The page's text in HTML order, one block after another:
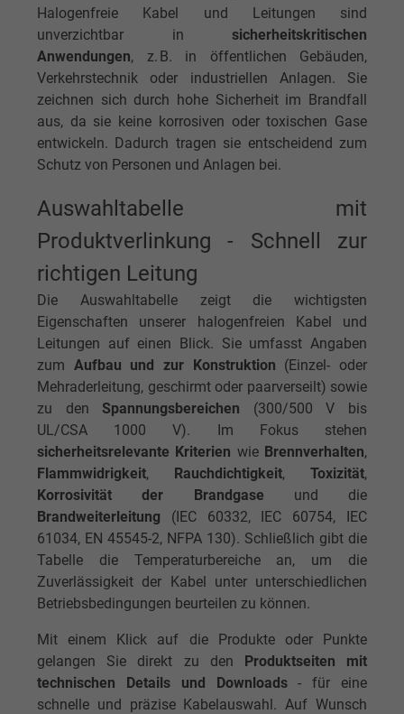
Halogenfreie Kabel und Leitungen sind
unverzichtbar in sicherheitskritischen
Anwendungen, z. B. in öffentlichen Gebäuden,
Verkehrstechnik oder industriellen Anlagen. Sie
zeichnen sich durch hohe Sicherheit im Brandfall
aus, da sie keine korrosiven oder toxischen Gase
entwickeln. Dadurch tragen sie entscheidend zum
Schutz von Personen und Anlagen bei.
Auswahltabelle mit
Produktverlinkung - Schnell zur
richtigen Leitung
Die Auswahltabelle zeigt die wichtigsten
Eigenschaften unserer halogenfreien Kabel und
Leitungen auf einen Blick. Sie umfasst Angaben
zum Aufbau und zur Konstruktion (Einzel- oder
Mehraderleitung, geschirmt oder paarverseilt) sowie
zu denSpannungsbereichen (300/500 V bis
UL/CSA 1000 V). Im Fokus stehen
sicherheitsrelevante Kriterien wie Brennverhalten,
Flammwidrigkeit, Rauchdichtigkeit, Toxizität,
Korrosivität der Brandgase und die
Brandweiterleitung (IEC 60332, IEC 60754, IEC
61034, EN 45545-2, NFPA 130). Schließlich gibt die
Tabelle die Temperaturbereiche an, um die
Zuverlässigkeit der Kabel unter unterschiedlichen
Betriebsbedingungen beurteilen zu können.
Mit einem Klick auf die Produkte oder Punkte
gelangen Sie direkt zu den Produktseiten mit
technischen Details und Downloads- für eine
schnelle und präzise Kabelauswahl. Auf Wunsch